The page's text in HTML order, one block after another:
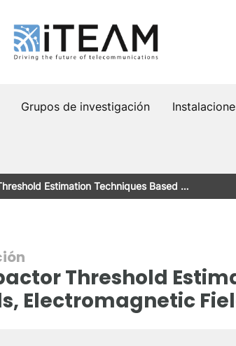
Grupos de investigación
Estimation Techniques Based …
Threshold
Electromagnetic